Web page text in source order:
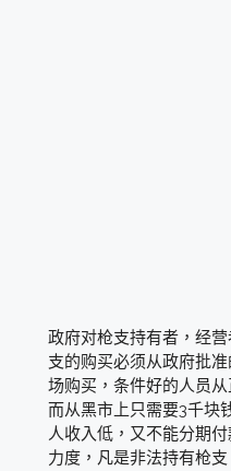
政府对枪支持有者，经
支的购买必须从政府批
场购买，条件好的人员
而从黑市上只需要3千块
人收入低，又不能分期
力度，凡是非法持有枪